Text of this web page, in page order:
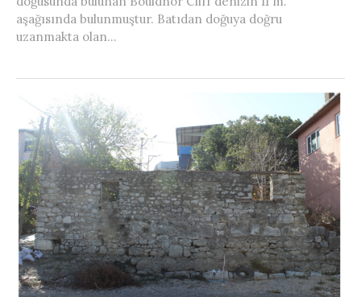
aşağısında bulunmuştur. Batıdan doğuya doğru
uzanmakta olan...